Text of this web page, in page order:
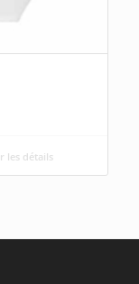
les détails